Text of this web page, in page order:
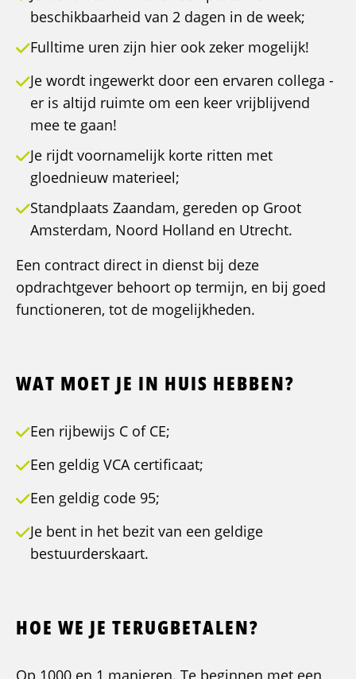
beschikbaarheid van 2 dagen in de week;
Fulltime uren zijn hier ook zeker mogelijk!
Je wordt ingewerkt door een ervaren collega -
er is altijd ruimte om een keer vrijblijvend
mee te gaan!
Je rijdt voornamelijk korte ritten met
gloednieuw materieel;
Standplaats Zaandam, gereden op Groot
Amsterdam, Noord Holland en Utrecht.
Een contract direct in dienst bij deze
opdrachtgever behoort op termijn, en bij goed
functioneren, tot de mogelijkheden.
WAT MOET JE IN HUIS HEBBEN?
Een rijbewijs C of CE;
Een geldig VCA certificaat;
Een geldig code 95;
Je bent in het bezit van een geldige
bestuurderskaart.
HOE WE JE TERUGBETALEN?